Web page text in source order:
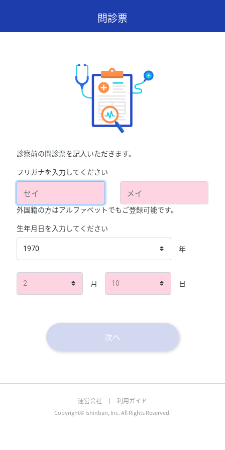
問診票
診察前の問診票を記入いただきます。
フリガナを入力してください
外国籍の方はアルファベットでもご登録可能です。
生年月日を入力してください
1970 年
2 月 10 日
次へ
運営会社 利用ガイド
Copyright© Ishinban, Inc. All Rights Reserved.